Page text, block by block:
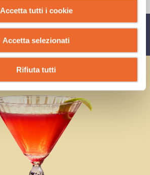
Accetta tutti i cookie
Accetta selezionati
Rifiuta tutti